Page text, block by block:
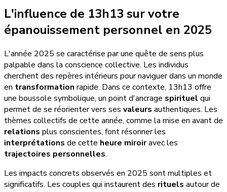
L'influence de 13h13 sur votre
épanouissement personnel en 2025
L'année 2025 se caractérise par une quête de sens plus
palpable dans la conscience collective. Les individus
cherchent des repères intérieurs pour naviguer dans un monde
en transformation rapide. Dans ce contexte, 13h13 offre
une boussole symbolique, un point d'ancrage spirituel qui
permet de se réorienter vers ses valeurs authentiques. Les
thèmes collectifs de cette année, comme la mise en avant de
relations plus conscientes, font résonner les
interprétations de cette heure miroiravec les
trajectoires personnelles.
Les impacts concrets observés en 2025 sont multiples et
significatifs. Les couples qui instaurent des rituels autour de